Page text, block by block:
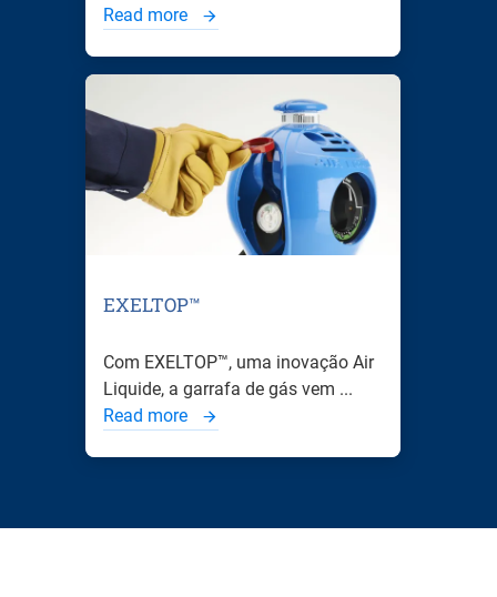
Read more
EXELTOP™
Com EXELTOP™, uma inovação Air
Liquide, a garrafa de gás vem ...
Read more